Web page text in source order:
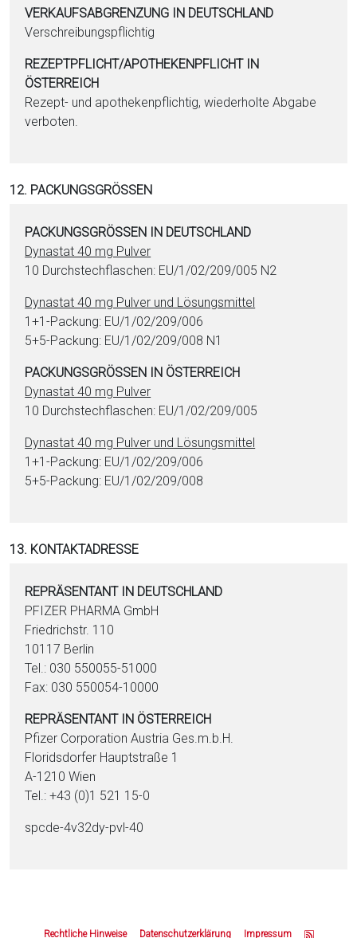
VERKAUFSABGRENZUNG IN DEUTSCHLAND
Verschreibungspflichtig
REZEPTPFLICHT/APOTHEKENPFLICHT IN
ÖSTERREICH
Rezept- und apothekenpflichtig, wiederholte Abgabe
verboten.
12. PACKUNGSGRÖSSEN
PACKUNGSGRÖSSEN IN DEUTSCHLAND
Dynastat 40 mg Pulver
10 Durchstechflaschen: EU/1/02/209/005 N2
Dynastat 40 mg Pulver und Lösungsmittel
1+1-Packung: EU/1/02/209/006
5+5-Packung: EU/1/02/209/008 N1
PACKUNGSGRÖSSEN IN ÖSTERREICH
Dynastat 40 mg Pulver
10 Durchstechflaschen: EU/1/02/209/005
Dynastat 40 mg Pulver und Lösungsmittel
1+1-Packung: EU/1/02/209/006
5+5-Packung: EU/1/02/209/008
13. KONTAKTADRESSE
REPRÄSENTANT IN DEUTSCHLAND
PFIZER PHARMA GmbH
Friedrichstr. 110
10117 Berlin
Tel.: 030 550055-51000
Fax: 030 550054-10000
REPRÄSENTANT IN ÖSTERREICH
Pfizer Corporation Austria Ges.m.b.H.
Floridsdorfer Hauptstraße 1
A-1210 Wien
Tel.: +43 (0)1 521 15-0
spcde-4v32dy-pvl-40
Rechtliche Hinweise Datenschutzerklärung Impressum